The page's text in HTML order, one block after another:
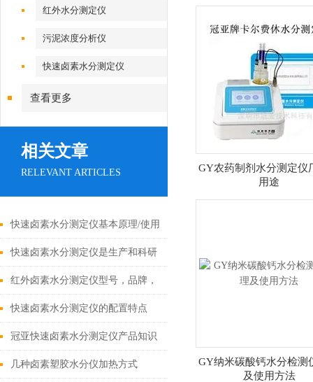
红外水分测定仪
污泥浓度分析仪
快速卤素水分测定仪
查看更多
相关文章
RELEVANT ARTICLES
快速卤素水分测定仪基本原理/使用
方法
快速卤素水分测定仪是生产和科研
中理想的水分测定仪器
红外卤素水分测定仪型号，品牌，
技术参数
快速卤素水分测定仪的配置特点
冠亚快速卤素水分测定仪产品知识
几种卤素塑胶水分仪加热方式
GY农药制剂水分测定仪
用途
GY纳米碳酸钙水分检测
及使用方法